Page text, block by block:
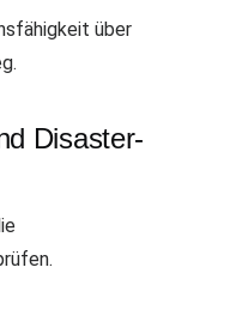
über
Disaster-